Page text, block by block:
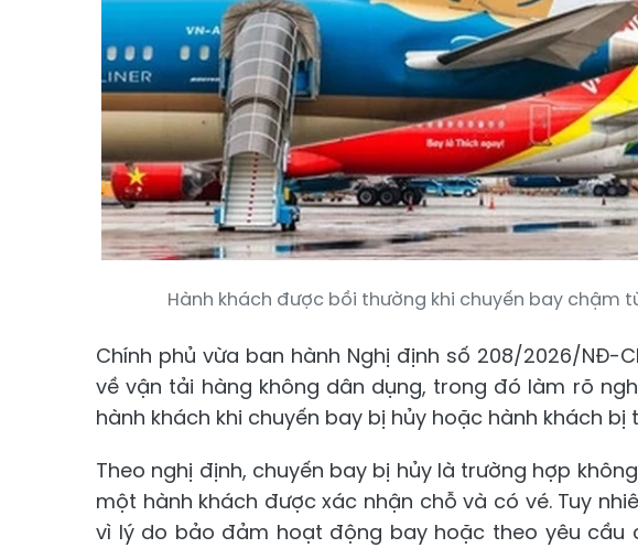
Hành khách được bồi thường khi chuyến bay chậm
Chính phủ vừa ban hành Nghị định số 208/2026/NĐ-
về vận tải hàng không dân dụng, trong đó làm rõ
hành khách khi chuyến bay bị hủy hoặc hành khách bị
Theo nghị định, chuyến bay bị hủy là trường hợp
một hành khách được xác nhận chỗ và có vé. Tuy
vì lý do bảo đảm hoạt động bay hoặc theo yêu cầu